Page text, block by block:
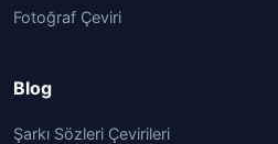
Fotoğraf Çeviri
Blog
Şarkı Sözleri Çevirileri